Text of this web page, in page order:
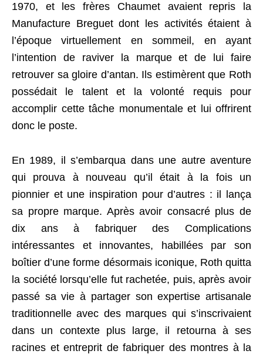
1970, et les frères Chaumet avaient repris la
Manufacture Breguet dont les activités étaient à
l’époque virtuellement en sommeil, en ayant
l’intention de raviver la marque et de lui faire
retrouver sa gloire d’antan. Ils estimèrent que Roth
possédait le talent et la volonté requis pour
accomplir cette tâche monumentale et lui offrirent
donc le poste.
En 1989, il s’embarqua dans une autre aventure
qui prouva à nouveau qu’il était à la fois un
pionnier et une inspiration pour d’autres : il lança
sa propre marque. Après avoir consacré plus de
dix ans à fabriquer des Complications
intéressantes et innovantes, habillées par son
boîtier d’une forme désormais iconique, Roth quitta
la société lorsqu’elle fut rachetée, puis, après avoir
passé sa vie à partager son expertise artisanale
traditionnelle avec des marques qui s’inscrivaient
dans un contexte plus large, il retourna à ses
racines et entreprit de fabriquer des montres à la